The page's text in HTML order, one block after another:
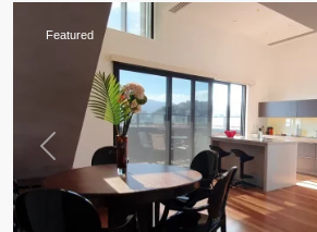
Previous
Featured